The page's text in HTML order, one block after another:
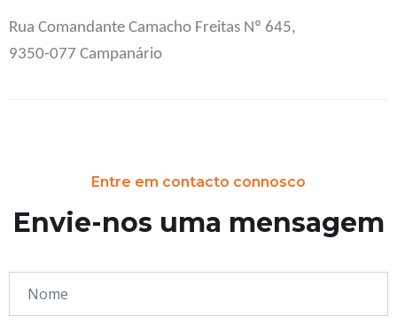
Rua Comandante Camacho Freitas Nº 645,
9350-077 Campanário
Entre em contacto connosco
Envie-nos uma mensagem